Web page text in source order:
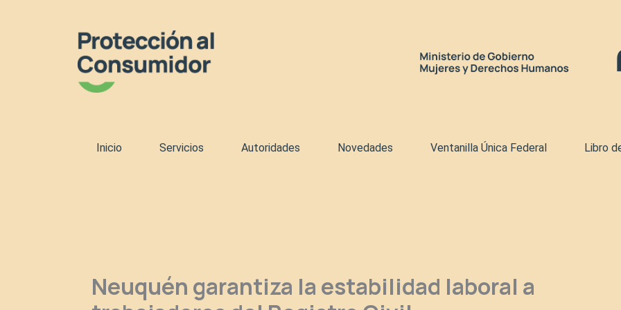
Inicio Servicios Autoridades Novedades Ventanilla Única Federal Libro
Neuquén garantiza la estabilidad laboral a